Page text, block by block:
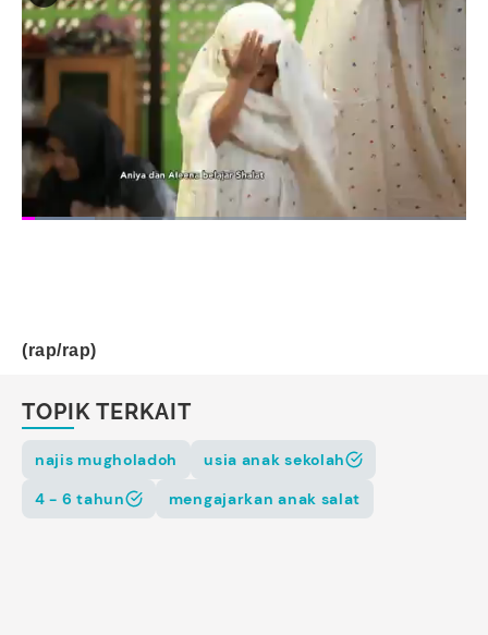
(rap/rap)
TOPIK TERKAIT
najis mugholadoh
usia anak sekolah
4 - 6 tahun
mengajarkan anak salat